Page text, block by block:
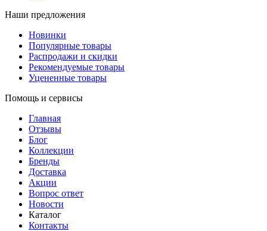
Наши предложения
Новинки
Популярные товары
Распродажи и скидки
Рекомендуемые товары
Уцененные товары
Помощь и сервисы
Главная
Отзывы
Блог
Коллекции
Бренды
Доставка
Акции
Вопрос ответ
Новости
Каталог
Контакты